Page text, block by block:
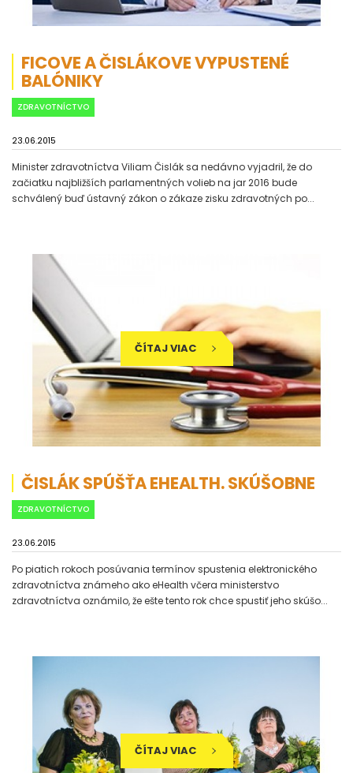
FICOVE A ČISLÁKOVE VYPUSTENÉ
BALÓNIKY
ZDRAVOTNÍCTVO
23.06.2015
Minister zdravotníctva Viliam Čislák sa nedávno vyjadril, že do
začiatku najbližších parlamentných volieb na jar 2016 bude
schválený buď ústavný zákon o zákaze zisku zdravotných po...
ČÍTAJ VIAC
ČISLÁK SPÚŠŤA EHEALTH. SKÚŠOBNE
ZDRAVOTNÍCTVO
23.06.2015
Po piatich rokoch posúvania termínov spustenia elektronického
zdravotníctva známeho ako eHealth včera ministerstvo
zdravotníctva oznámilo, že ešte tento rok chce spustiť jeho skúšo...
ČÍTAJ VIAC